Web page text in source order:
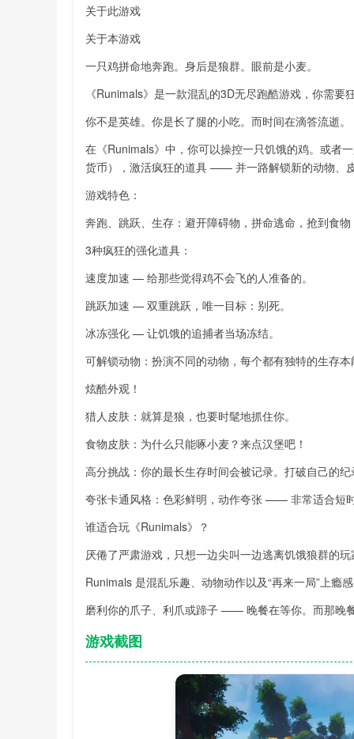
关于此游戏
关于本游戏
一只鸡拼命地奔跑。身后是狼群。眼前是小麦。
《Runimals》是一款混乱的3D无尽跑酷游戏，你需
你不是英雄。你是长了腿的小吃。而时间在滴答流逝。
在《Runimals》中，你可以操控一只饥饿的鸡。或者
货币），激活疯狂的道具 —— 并一路解锁新的动物、
游戏特色：
奔跑、跳跃、生存：避开障碍物，拼命逃命，抢到食
3种疯狂的强化道具：
速度加速 — 给那些觉得鸡不会飞的人准备的。
跳跃加速 — 双重跳跃，唯一目标：别死。
冰冻强化 — 让饥饿的追捕者当场冻结。
可解锁动物：扮演不同的动物，每个都有独特的生存
炫酷外观！
猎人皮肤：就算是狼，也要时髦地抓住你。
食物皮肤：为什么只能啄小麦？来点汉堡吧！
高分挑战：你的最长生存时间会被记录。打破自己的
夸张卡通风格：色彩鲜明，动作夸张 —— 非常适合短
谁适合玩《Runimals》？
厌倦了严肃游戏，只想一边尖叫一边逃离饥饿狼群的玩
Runimals 是混乱乐趣、动物动作以及“再来一局”上瘾
磨利你的爪子、利爪或蹄子 —— 晚餐在等你。而那晚
游戏截图